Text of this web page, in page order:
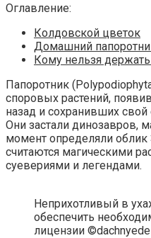
Оглавление:
Колдовской цветок
Домашний
Кому нельзя
Папоротник
споровых растений,
назад и сохранивших
Они застали динозавров,
момент определяли облик
считаются магическими
суевериями и легендами.
Неприхотливый в
обеспечить
лицензии